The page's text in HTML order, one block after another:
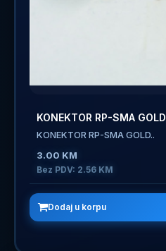
KONEKTOR RP-SMA GOLD
KONEKTOR RP-SMA GOLD..
3.00 KM
Bez PDV: 2.56 KM
Dodaj u korpu